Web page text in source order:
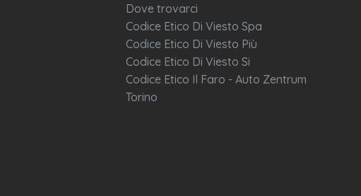
Dove trovarci
Codice Etico Di Viesto Spa
Codice Etico Di Viesto Più
Codice Etico Di Viesto Si
Codice Etico Il Faro - Auto Zentrum
Torino